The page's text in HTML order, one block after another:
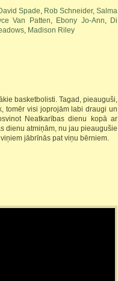
Spade, Rob Schneider,Salma
Van Patten, Ebony Jo-Ann, Di
, Madison Riley
basketbolisti. Tagad, pieauguši,
tomēr visi joprojām labi draugi un
Neatkarības dienu kopā ar
dienu atmiņām, nu jau pieaugušie
jābrīnās pat viņu bērniem.